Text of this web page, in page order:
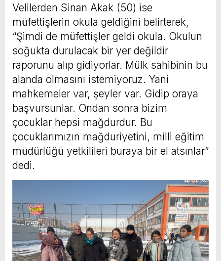
Velilerden Sinan Akak (50) ise
müfettişlerin okula geldiğini belirterek,
“Şimdi de müfettişler geldi okula. Okulun
soğukta durulacak bir yer değildir
raporunu alıp gidiyorlar. Mülk sahibinin bu
alanda olmasını istemiyoruz. Yani
mahkemeler var, şeyler var. Gidip oraya
başvursunlar. Ondan sonra bizim
çocuklar hepsi mağdurdur. Bu
çocuklarımızın mağduriyetini, milli eğitim
müdürlüğü yetkilileri buraya bir el atsınlar”
dedi.